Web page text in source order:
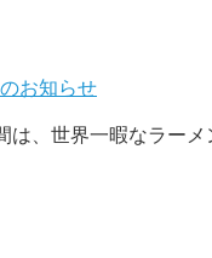
お知らせ
は、世界一暇なラー